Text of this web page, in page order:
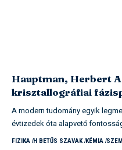
Hauptman, Herbert
krisztallográfiai
A modern tudomány egyik
évtizedek óta alapvető
FIZIKA H BETŰS SZAVAK KÉMIA